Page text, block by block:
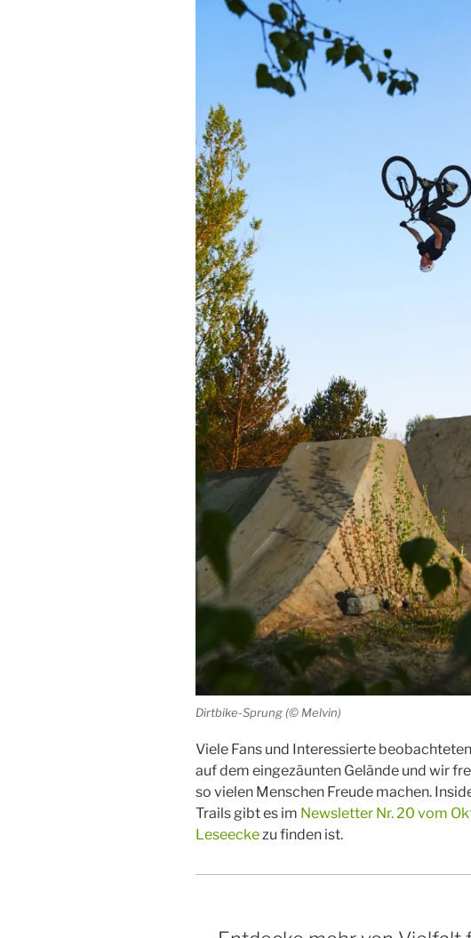
Dirtbike-Sprung (© Melvin)
Viele Fans und Interessierte
auf dem eingezäunten Gelände und wir
so vielen Menschen Freude machen.
Trails gibt es im Newsletter Nr. 20 vom
Leseecke zu finden ist.